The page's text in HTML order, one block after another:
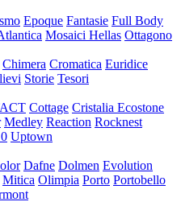
Epoque Fantasie Full Body
Mosaici Hellas Ottagono
Chimera Cromatica Euridice
Storie Tesori
Cottage Cristalia Ecostone
Medley Reaction Rocknest
Uptown
Dafne Dolmen Evolution
Mitica Olimpia Porto Portobello